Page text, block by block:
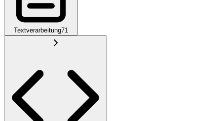
Textverarbeitung71